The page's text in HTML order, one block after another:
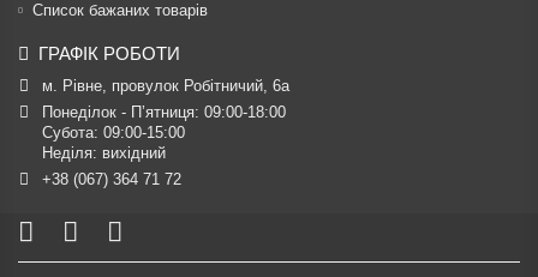
Список бажаних товарів
ГРАФІК РОБОТИ
м. Рівне, провулок Робітничий, 6а
Понеділок - П’ятниця: 09:00-18:00
Субота: 09:00-15:00
Неділя: вихідний
+38 (067) 364 71 72